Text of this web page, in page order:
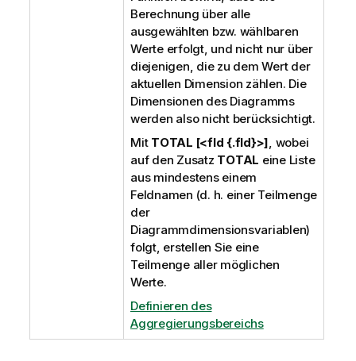
Berechnung über alle
ausgewählten bzw. wählbaren
Werte erfolgt, und nicht nur über
diejenigen, die zu dem Wert der
aktuellen Dimension zählen. Die
Dimensionen des Diagramms
werden also nicht berücksichtigt.
Mit TOTAL [<fld {.fld}>], wobei
auf den Zusatz TOTAL eine Liste
aus mindestens einem
Feldnamen (d. h. einer Teilmenge
der
Diagrammdimensionsvariablen)
folgt, erstellen Sie eine
Teilmenge aller möglichen
Werte.
Definieren des
Aggregierungsbereichs